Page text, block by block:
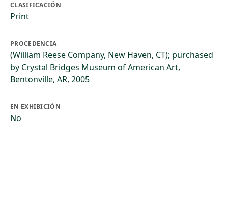
CLASIFICACIÓN
Print
PROCEDENCIA
(William Reese Company, New Haven, CT); purchased
by Crystal Bridges Museum of American Art,
Bentonville, AR, 2005
EN EXHIBICIÓN
No